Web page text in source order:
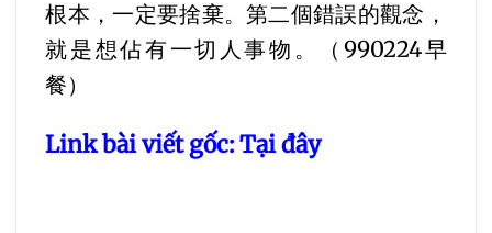
根本，一定要捨棄。第二個錯誤的觀念，
就是想佔有一切人事物。（990224早
餐）
Link bài viết gốc:Tại đây